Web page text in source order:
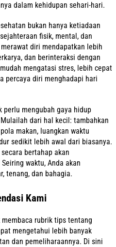
dalam kehidupan sehari-hari.
bukan hanya ketiadaan
fisik, mental, dan
diri mendapatkan lebih
dan berinteraksi dengan
mengatasi stres, lebih cepat
percaya diri menghadapi hari
perlu mengubah gaya hidup
dari hal kecil: tambahkan
makan, luangkan waktu
sedikit lebih awal dari biasanya.
bertahap akan
waktu, Anda akan
tenang, dan bahagia.
Kami
rubrik tips tentang
mengetahui lebih banyak
dan pemeliharaannya. Di sini